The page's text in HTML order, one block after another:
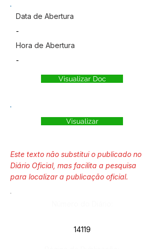
Data de Abertura
-
Hora de Abertura
-
Visualizar Doc
Visualizar
Este texto não substitui o publicado no
Diário Oficial, mas facilita a pesquisa
para localizar a publicação oficial.
14119